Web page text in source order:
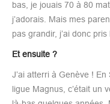
bas, je jouais 70 à 80
j’adorais. Mais mes
pas grandir, j’ai donc
Et ensuite ?
J’ai atterri à Genève !
ligue Magnus, c’était un